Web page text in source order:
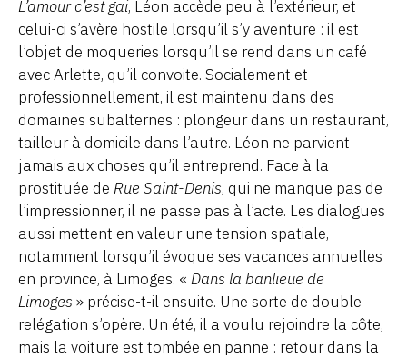
L’amour c’est gai, Léon accède peu à l’extérieur, et
celui-ci s’avère hostile lorsqu’il s’y aventure : il est
l’objet de moqueries lorsqu’il se rend dans un café
avec Arlette, qu’il convoite. Socialement et
professionnellement, il est maintenu dans des
domaines subalternes : plongeur dans un restaurant,
tailleur à domicile dans l’autre. Léon ne parvient
jamais aux choses qu’il entreprend. Face à la
prostituée de Rue Saint-Denis, qui ne manque pas de
l’impressionner, il ne passe pas à l’acte. Les dialogues
aussi mettent en valeur une tension spatiale,
notamment lorsqu’il évoque ses vacances annuelles
en province, à Limoges. « Dans la banlieue de
Limoges » précise-t-il ensuite. Une sorte de double
relégation s’opère. Un été, il a voulu rejoindre la côte,
mais la voiture est tombée en panne : retour dans la